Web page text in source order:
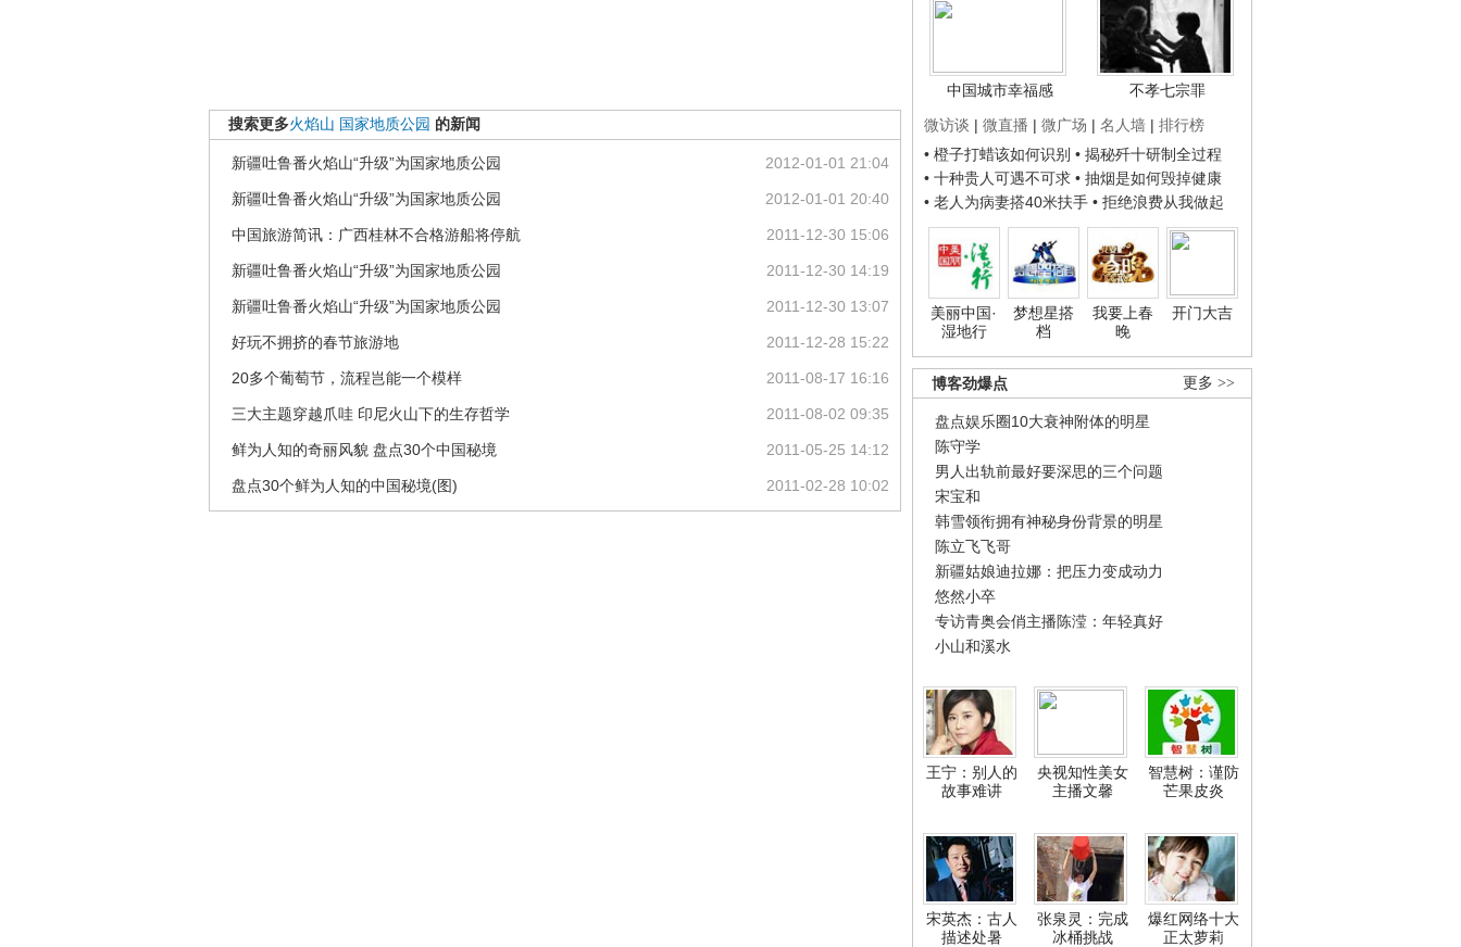
中国城市幸福感
不孝七宗罪
微访谈 | 微直播 | 微广场 | 名人墙 | 排行榜
• 橙子打蜡该如何识别 • 揭秘歼十研制全过程
• 十种贵人可遇不可求 • 抽烟是如何毁掉健康
• 老人为病妻搭40米扶手 • 拒绝浪费从我做起
美丽中国·
湿地行
梦想星搭
档
我要上春
晚
开门大吉
更多 >>
博客劲爆点
盘点娱乐圈10大衰神附体的明星
陈守学
男人出轨前最好要深思的三个问题
宋宝和
韩雪领衔拥有神秘身份背景的明星
陈立飞飞哥
新疆姑娘迪拉娜：把压力变成动力
悠然小卒
专访青奥会俏主播陈滢：年轻真好
小山和溪水
王宁：别人的
故事难讲
央视知性美女
主播文馨
智慧树：谨防
芒果皮炎
宋英杰：古人
描述处暑
张泉灵：完成
冰桶挑战
爆红网络十大
正太萝莉
搜索更多火焰山 国家地质公园 的新闻
2012-01-01 21:04
新疆吐鲁番火焰山“升级”为国家地质公园
2012-01-01 20:40
新疆吐鲁番火焰山“升级”为国家地质公园
2011-12-30 15:06
中国旅游简讯：广西桂林不合格游船将停航
2011-12-30 14:19
新疆吐鲁番火焰山“升级”为国家地质公园
2011-12-30 13:07
新疆吐鲁番火焰山“升级”为国家地质公园
2011-12-28 15:22
好玩不拥挤的春节旅游地
2011-08-17 16:16
20多个葡萄节，流程岂能一个模样
2011-08-02 09:35
三大主题穿越爪哇 印尼火山下的生存哲学
2011-05-25 14:12
鲜为人知的奇丽风貌 盘点30个中国秘境
2011-02-28 10:02
盘点30个鲜为人知的中国秘境(图)